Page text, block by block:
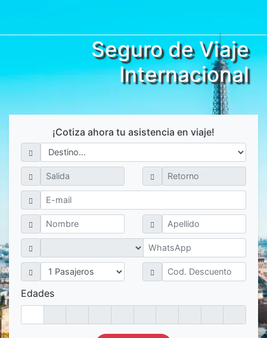
¡Cotiza ahora tu asistencia en viaje!
Edades
Seguro de Viaje
Internacional